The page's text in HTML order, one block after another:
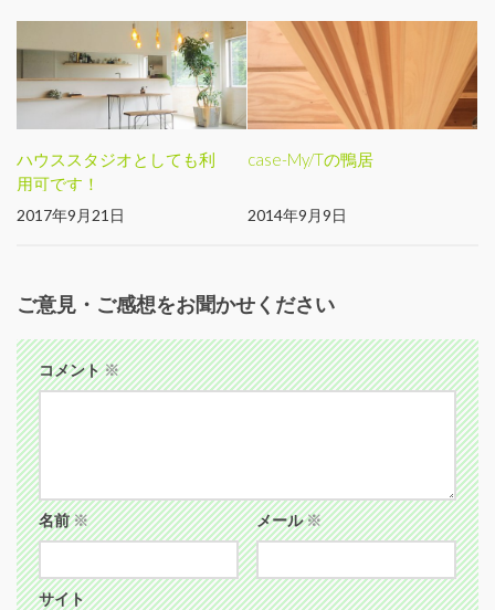
ハウススタジオとしても利
用可です！
2017年9月21日
case-My/Tの鴨居
2014年9月9日
ご意見・ご感想をお聞かせください
コメント※
名前※ メール※
サイト